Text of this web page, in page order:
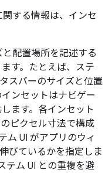
する情報は、インセ
配置場所を記述する
す。たとえば、ステ
スバーのサイズと位置
ンセットはナビゲー
ます。各インセット
ピクセル寸法で構成
ム UI がアプリのウィ
びているかを指定しま
テム UI との重複を避